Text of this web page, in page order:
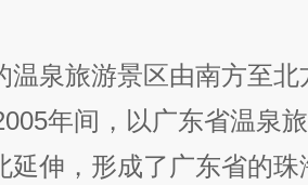
泉旅游景区由南方至北
年间，以广东省温泉
延伸，形成了广东省的